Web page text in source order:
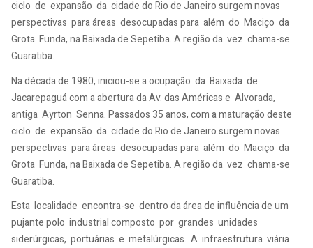
ciclo de expansão da cidade do Rio de Janeiro surgem novas
perspectivas para áreas desocupadas para além do Maciço da
Grota Funda, na Baixada de Sepetiba. A região da vez chama-se
Guaratiba.
Na década de 1980, iniciou-se a ocupação da Baixada de
Jacarepaguá com a abertura da Av. das Américas e Alvorada,
antiga Ayrton Senna. Passados 35 anos, com a maturação deste
ciclo de expansão da cidade do Rio de Janeiro surgem novas
perspectivas para áreas desocupadas para além do Maciço da
Grota Funda, na Baixada de Sepetiba. A região da vez chama-se
Guaratiba.
Esta localidade encontra-se dentro da área de influência de um
pujante polo industrial composto por grandes unidades
siderúrgicas, portuárias e metalúrgicas. A infraestrutura viária